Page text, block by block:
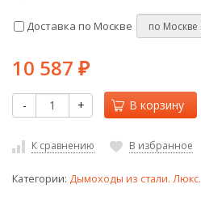
Доставка по Москве
10 587 ₽
- + В корзину
К сравнению В избранное
Категории: Дымоходы из стали. Люкс.